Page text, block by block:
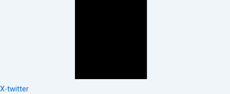
X-twitter